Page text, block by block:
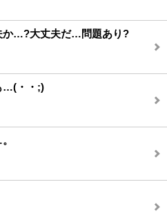
か…?大丈夫だ…問題あり?
…(・・;)